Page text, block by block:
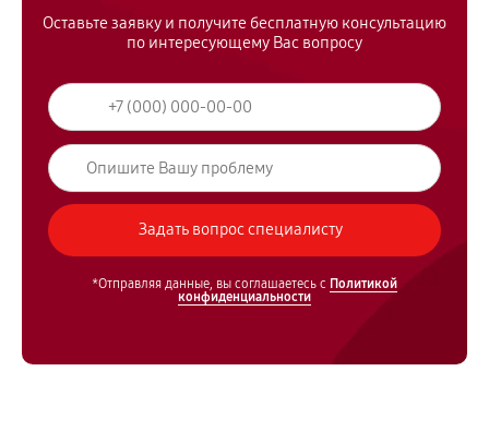
Оставьте заявку и получите бесплатную консультацию
по интересующему Вас вопросу
*Отправляя данные, вы соглашаетесь с Политикой
конфиденциальности